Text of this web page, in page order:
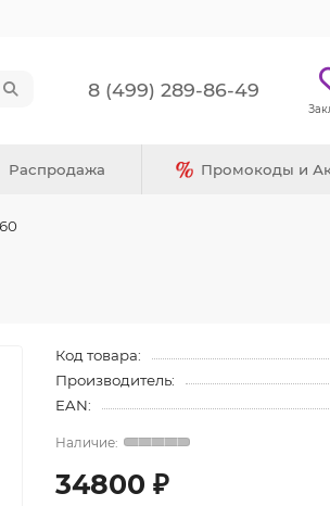
8 (499) 289-86-49
Распродажа Промокоды и
Код товара:
Производитель:
EAN:
34800 ₽